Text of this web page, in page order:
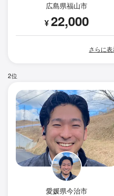
広島県福山市
¥22,000
さらに表
2位
愛媛県今治市